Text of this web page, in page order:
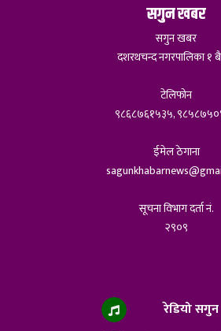
सगुन खबर
सगुन खबर
दशरथचन्द नगरपालिका १
टेलिफोन
९८६८७६१५३५,
ईमेल ठेगाना
सूचना विभाग दर्ता नं.
२९०९
रेडियो सगुन